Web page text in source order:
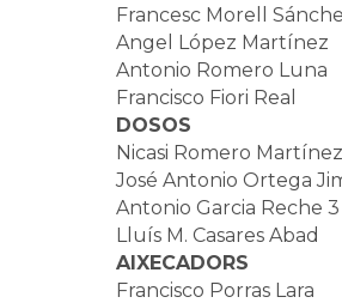
Francesc Morell
Angel López Martínez
Antonio Romero Luna
Francisco Fiori Real
DOSOS
Nicasi Romero Martínez
José Antonio Ortega
Antonio Garcia Reche 3
Lluís M. Casares Abad
AIXECADORS
Francisco Porras Lara